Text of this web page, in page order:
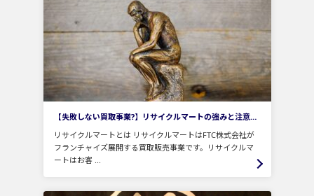
【失敗しない買取事業?】リサイクルマートの強みと注意点を徹底解説！
リサイクルマートとは リサイクルマートはFTC株式会社が
フランチャイズ展開する買取販売事業です。リサイクルマ
ートはお客 ...